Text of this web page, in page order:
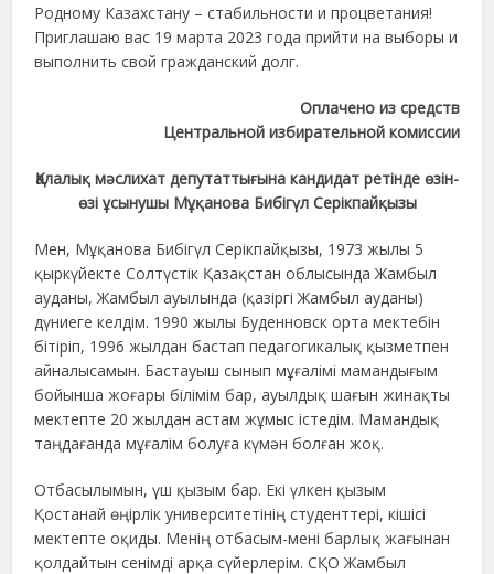
Родному Казахстану – стабильности и процветания!
Приглашаю вас 19 марта 2023 года прийти на выборы и
выполнить свой гражданский долг.
Оплачено из средств
Центральной избирательной комиссии
Қалалық мәслихат депутаттығына кандидат ретінде өзін-
өзі ұсынушы Мұқанова Бибігүл Серікпайқызы
Мен, Мұқанова Бибігүл Серікпайқызы, 1973 жылы 5
қыркүйекте Солтүстік Қазақстан облысында Жамбыл
ауданы, Жамбыл ауылында (қазіргі Жамбыл ауданы)
дүниеге келдім. 1990 жылы Буденновск орта мектебін
бітіріп, 1996 жылдан бастап педагогикалық қызметпен
айналысамын. Бастауыш сынып мұғалімі мамандығым
бойынша жоғары білімім бар, ауылдық шағын жинақты
мектепте 20 жылдан астам жұмыс істедім. Мамандық
таңдағанда мұғалім болуға күмән болған жоқ.
Отбасылымын, үш қызым бар. Екі үлкен қызым
Қостанай өңірлік университетінің студенттері, кішісі
мектепте оқиды. Менің отбасым-мені барлық жағынан
қолдайтын сенімді арқа сүйерлерім. СҚО Жамбыл